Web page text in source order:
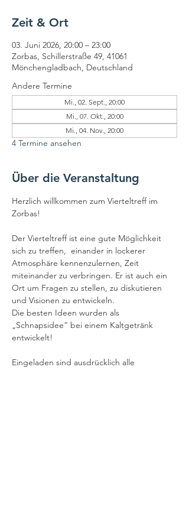
Zeit & Ort
03. Juni 2026, 20:00 – 23:00
Zorbas, Schillerstraße 49, 41061
Mönchengladbach, Deutschland
Andere Termine
Mi., 02. Sept., 20:00
Mi., 07. Okt., 20:00
Mi., 04. Nov., 20:00
4 Termine ansehen
Über die Veranstaltung
Herzlich willkommen zum Vierteltreff im
Zorbas!
Der Vierteltreff ist eine gute Möglichkeit
sich zu treffen,  einander in lockerer
Atmosphäre kennenzulernen, Zeit
miteinander zu verbringen. Er ist auch ein
Ort um Fragen zu stellen, zu diskutieren
und Visionen zu entwickeln.
Die besten Ideen wurden als
„Schnapsidee“ bei einem Kaltgetränk
entwickelt!
Eingeladen sind ausdrücklich alle